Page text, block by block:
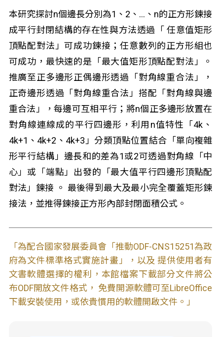
本研究探討n個邊長分別為1、2、…、n的正方形鍊接
成平行封閉結構的存在性與方法透過「 任意值矩形
頂點配對法」可成功鍊接；任意數列的正方形組也
可成功，最快速的是「最大值矩形頂點配對法」。
推廣至正多邊形正偶邊形透過「對角線重合法」，
正奇邊形透過「對角線重合法」搭配「對角線與邊
重合法」，每邊可互相平行；將n個正多邊形放置在
對角線連線成的平行四邊形，利用n值特性「4k、
4k+1、4k+2、4k+3」分類頂點位置結合「單向複雜
形平行結構」邊長和的差為1或2可透過對角線「中
心」或「端點」出發的「最大值平行四邊形頂點配
對法」鍊接 。 最後得到最大及最小完全覆蓋矩形鍊
接法，並推得鍊接正方形內部封閉面積公式。
「為配合國家發展委員會「推動ODF-CNS15251為政
府為文件標準格式實施計畫」，以及 提供使用者有
文書軟體選擇的權利，本館檔案下載部分文件將公
布ODF開放文件格式， 免費開源軟體可至LibreOffice
下載安裝使用，或依貴慣用的軟體開啟文件。」